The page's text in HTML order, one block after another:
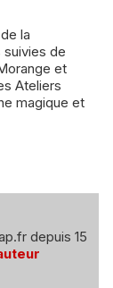
la
de
et
Ateliers
magique et
depuis 15